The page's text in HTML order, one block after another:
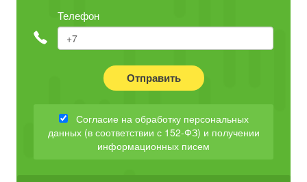
Телефон
Отправить
Согласие на обработку персональных
данных (в соответствии с 152-ФЗ) и получении
информационных писем